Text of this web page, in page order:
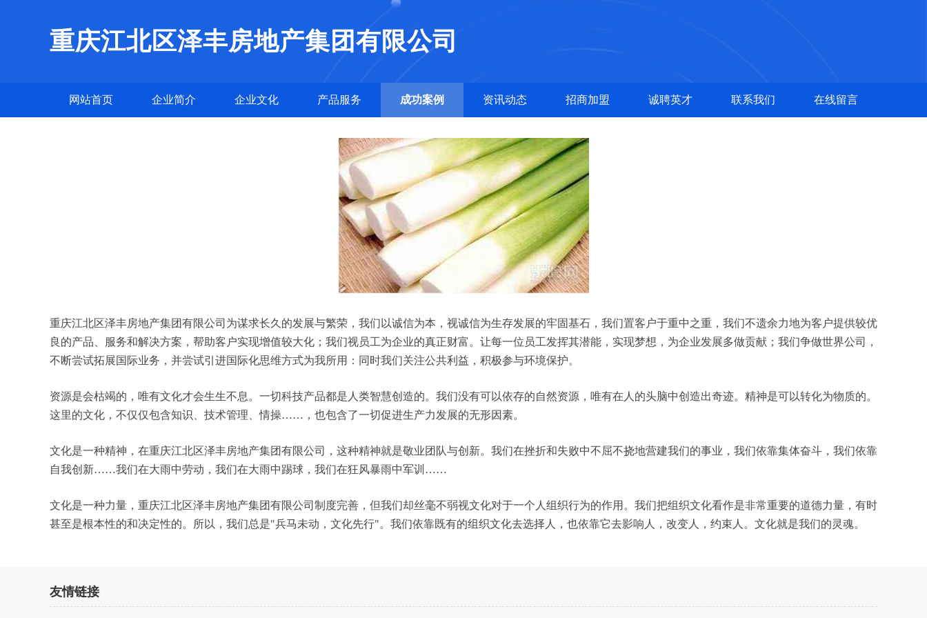
重庆江北区泽丰房地产集团有限公司
网站首页 企业简介 企业文化 产品服务 成功案例 资讯动态 招商加盟 诚聘英才 联系我们 在线留言
重庆江北区泽丰房地产集团有限公司为谋求长久的发展与繁荣，我们以诚信为本，视诚信为生存发展的牢固基石，我们置客户于重中之重，我们不遗余力地为客户提供较优
良的产品、服务和解决方案，帮助客户实现增值较大化；我们视员工为企业的真正财富。让每一位员工发挥其潜能，实现梦想，为企业发展多做贡献；我们争做世界公司，
不断尝试拓展国际业务，并尝试引进国际化思维方式为我所用：同时我们关注公共利益，积极参与环境保护。
资源是会枯竭的，唯有文化才会生生不息。一切科技产品都是人类智慧创造的。我们没有可以依存的自然资源，唯有在人的头脑中创造出奇迹。精神是可以转化为物质的。
这里的文化，不仅仅包含知识、技术管理、情操……，也包含了一切促进生产力发展的无形因素。
文化是一种精神，在重庆江北区泽丰房地产集团有限公司，这种精神就是敬业团队与创新。我们在挫折和失败中不屈不挠地营建我们的事业，我们依靠集体奋斗，我们依靠
自我创新……我们在大雨中劳动，我们在大雨中踢球，我们在狂风暴雨中军训……
文化是一种力量，重庆江北区泽丰房地产集团有限公司制度完善，但我们却丝毫不弱视文化对于一个人组织行为的作用。我们把组织文化看作是非常重要的道德力量，有时
甚至是根本性的和决定性的。所以，我们总是"兵马未动，文化先行"。我们依靠既有的组织文化去选择人，也依靠它去影响人，改变人，约束人。文化就是我们的灵魂。
友情链接